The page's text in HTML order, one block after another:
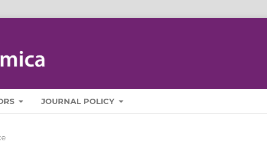
JOURNAL POLICY